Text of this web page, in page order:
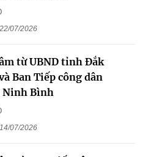
07/2026
từ UBND tỉnh Đắk
Ban Tiếp công dân
Bình
07/2026